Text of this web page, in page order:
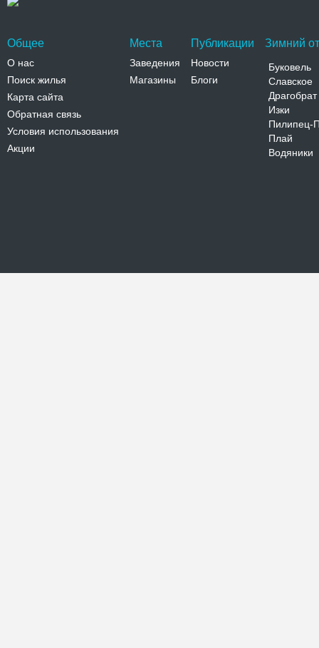
Общее
О нас
Поиск жилья
Карта сайта
Обратная связь
Условия использования
Акции
Места
Заведения
Магазины
Публикации
Новости
Блоги
Зимний
Буковель
Славское
Драгобрат
Изки
Пилипец-
Плай
Водяники